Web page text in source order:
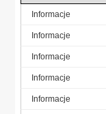
Informacje
Informacje
Informacje
Informacje
Informacje